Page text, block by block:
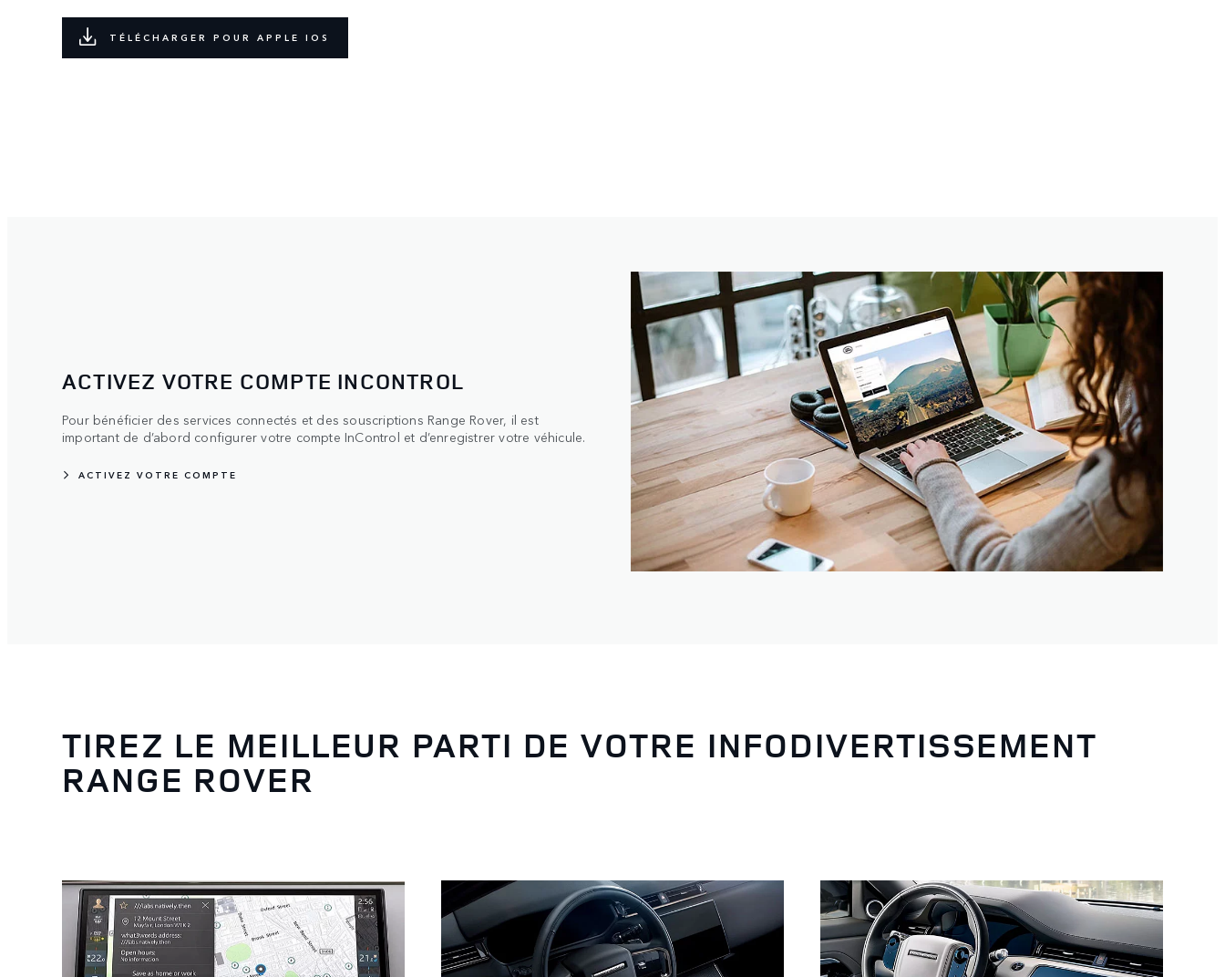
TÉLÉCHARGER POUR APPLE IOS
ACTIVEZ VOTRE COMPTE INCONTROL
Pour bénéficier des services connectés et des souscriptions Range Rover, il est
important de d’abord configurer votre compte InControl et d’enregistrer votre véhicule.
ACTIVEZ VOTRE COMPTE
TIREZ LE MEILLEUR PARTI DE VOTRE INFODIVERTISSEMENT
RANGE ROVER